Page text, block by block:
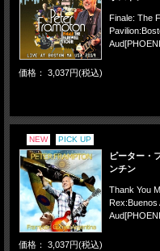
Finale: The
価格： 3,037円(税込)
NEW PICK UP
ピーター・
ンチン
Thank You
Rex:Buenos
価格： 3,037円(税込)